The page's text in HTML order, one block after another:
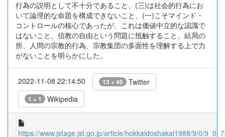
行為の説明として不十分であること、(三)は社会的行為にお
いて論理的な命題を構成できないこと、(一)こそマインド・
コントロールの核心であったが、これは価値中立的な認識で
はないこと、信教の自由という問題に抵触すること、結局の
所、人間の宗教的行為、宗教集団の多面性を理解する上で力
がないことを明らかにした。
2022-11-08 22:14:50 13 + 46 Twitter
1 + 1 Wikipedia
https://www.jstage.jst.go.jp/article/hokkaidoshakai1988/9/0/